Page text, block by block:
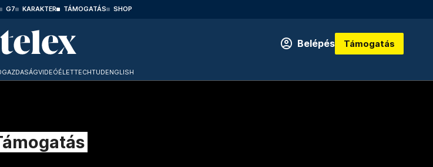
G7 KARAKTER TÁMOGATÁS SHOP
Belépés Támogatás
GAZDASÁGVIDEÓÉLETTECHTUDENGLISH